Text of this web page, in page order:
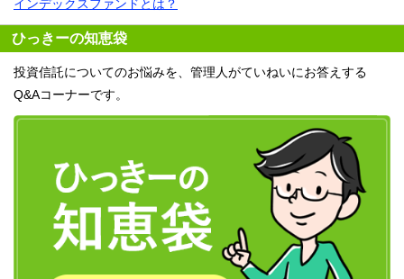
インデックスファンドとは？
ひっきーの知恵袋
投資信託についてのお悩みを、管理人がていねいにお答えする
Q&Aコーナーです。